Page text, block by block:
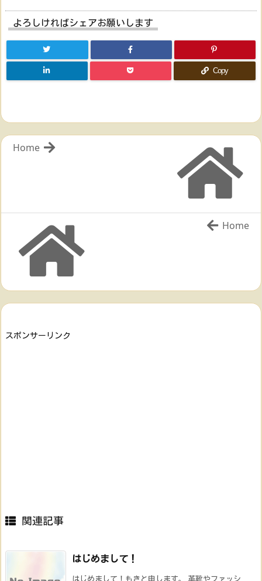
よろしければシェアお願いします
Copy
Home
Home
スポンサーリンク
関連記事
はじめまして！
はじめまして！もきと申します。 革靴やファッシ